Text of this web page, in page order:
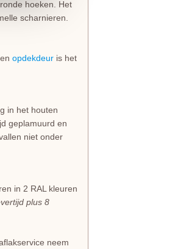
hoeken. Het
scharnieren.
opdekdeur is het
in het houten
geplamuurd en
niet onder
in 2 RAL kleuren
plus 8
neem